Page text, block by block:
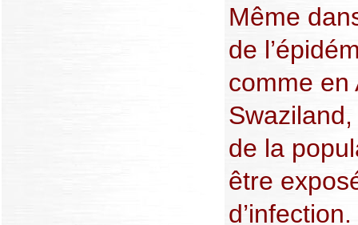
Même
de
comme en
de la
être
d’infection.